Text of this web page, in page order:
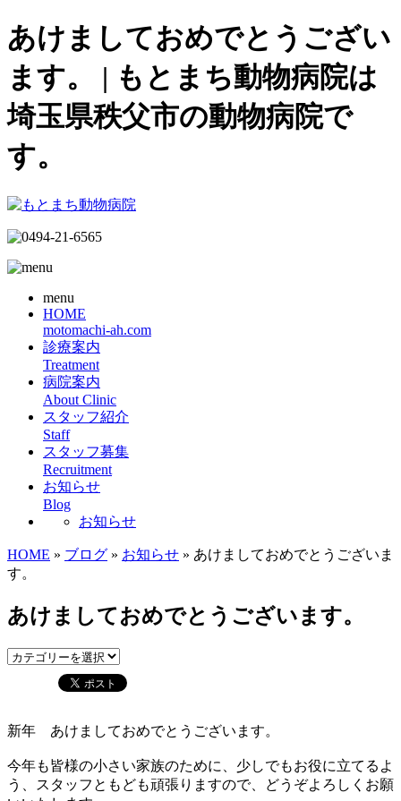
あけましておめでとうござい
ます。 | もとまち動物病院は
埼玉県秩父市の動物病院で
す。
menu
HOME
motomachi-ah.com
診療案内
Treatment
病院案内
About Clinic
スタッフ紹介
Staff
スタッフ募集
Recruitment
お知らせ
Blog
お知らせ
HOME » ブログ » お知らせ » あけましておめでとうございま
す。
あけましておめでとうございます。
新年 あけましておめでとうございます。
今年も皆様の小さい家族のために、少しでもお役に立てるよ
う、スタッフともども頑張りますので、どうぞよろしくお願